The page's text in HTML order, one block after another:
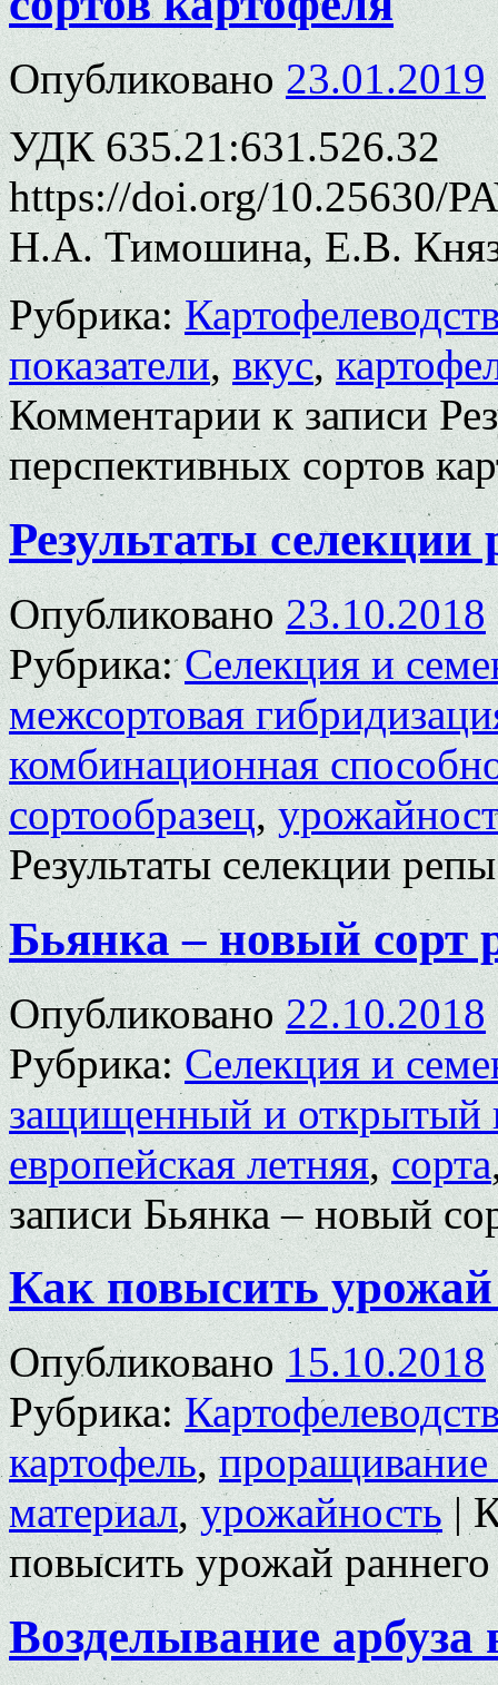
Опубликовано 23.01.2019
УДК 635.21:631.526.32
https://doi.org/10.25630/
Н.А. Тимошина, Е.В.
Рубрика:
показатели,вкус,
Комментарии к записи
перспективных сортов
Результаты
Опубликовано 23.10.2018
Рубрика: Селекция и
межсортовая
комбинационная
сортообразец,
Результаты селекции
Бьянка – новый сорт
Опубликовано 22.10.2018
Рубрика: Селекция и
защищенный и открытый
европейская летняя,сорта
записи Бьянка – новый
Как повысить
Опубликовано 15.10.2018
Рубрика:
картофель,проращивание
материал,урожайность |
повысить урожай раннего
Возделывание арбуза